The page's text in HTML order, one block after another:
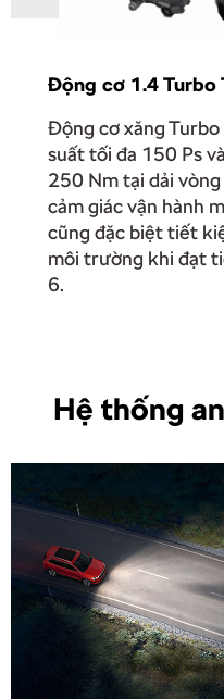
Động cơ 1.4 Turbo
Động cơ xăng
suất tối đa 150 Ps
250 Nm tại dải
cảm giác vận hành
cũng đặc biệt tiết
môi trường khi đạt
6.
Hệ thống